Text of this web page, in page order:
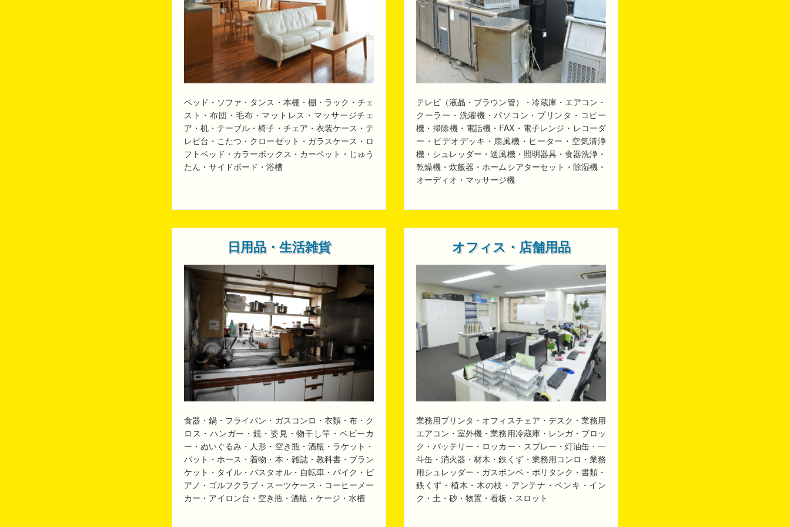
ベッド・ソファ・タンス・本棚・棚・ラック・チェ
スト・布団・毛布・マットレス・マッサージチェ
ア・机・テーブル・椅子・チェア・衣装ケース・テ
レビ台・こたつ・クローゼット・ガラスケース・ロ
フトベッド・カラーボックス・カーペット・じゅう
たん・サイドボード・浴槽
テレビ（液晶・ブラウン管）・冷蔵庫・エアコン・
クーラー・洗濯機・パソコン・プリンタ・コピー
機・掃除機・電話機・FAX・電子レンジ・レコーダ
ー・ビデオデッキ・扇風機・ヒーター・空気清浄
機・シュレッダー・送風機・照明器具・食器洗浄・
乾燥機・炊飯器・ホームシアターセット・除湿機・
オーディオ・マッサージ機
日用品・生活雑貨
食器・鍋・フライパン・ガスコンロ・衣類・布・ク
ロス・ハンガー・鏡・姿見・物干し竿・ベビーカ
ー・ぬいぐるみ・人形・空き瓶・酒瓶・ラケット・
バット・ホース・着物・本・雑誌・教科書・ブラン
ケット・タイル・バスタオル・自転車・バイク・ピ
アノ・ゴルフクラブ・スーツケース・コーヒーメー
カー・アイロン台・空き瓶・酒瓶・ケージ・水槽
オフィス・店舗用品
業務用プリンタ・オフィスチェア・デスク・業務用
エアコン・室外機・業務用冷蔵庫・レンガ・ブロッ
ク・バッテリー・ロッカー・スプレー・灯油缶・一
斗缶・消火器・材木・鉄くず・業務用コンロ・業務
用シュレッダー・ガスボンベ・ポリタンク・書類・
鉄くず・植木・木の枝・アンテナ・ペンキ・イン
ク・土・砂・物置・看板・スロット